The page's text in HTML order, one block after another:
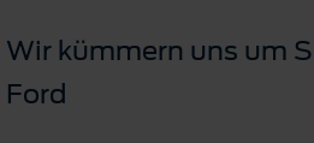
Wir kümmern uns um
Ford